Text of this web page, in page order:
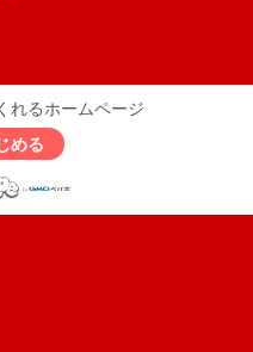
れるホームページ
める